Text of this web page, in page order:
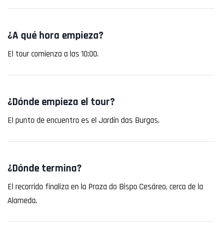
¿A qué hora empieza?
El tour comienza a las 10:00.
¿Dónde empieza el tour?
El punto de encuentro es el Jardín das Burgas.
¿Dónde termina?
El recorrido finaliza en la Praza do Bispo Cesáreo, cerca de la
Alameda.